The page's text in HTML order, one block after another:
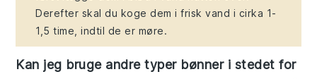
Derefter skal du koge dem i frisk vand i cirka 1-
1,5 time, indtil de er møre.
Kan jeg bruge andre typer bønner i stedet for